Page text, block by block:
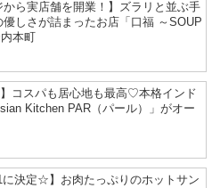
から実店舗を開業！】ズラリと並ぶ手
しさが詰まったお店「口福 ～SOUP
本町
】コスパも居心地も最高♡本格インド
Kitchen PAR（パール）」がオー
に決定☆】お肉たっぷりのホットサン